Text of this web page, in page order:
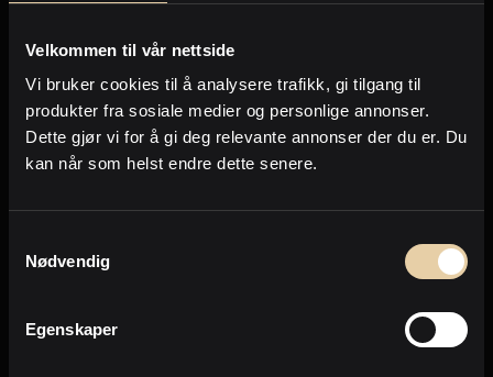
Velkommen til vår nettside
Vi bruker cookies til å analysere trafikk, gi tilgang til
produkter fra sosiale medier og personlige annonser.
Dette gjør vi for å gi deg relevante annonser der du er. Du
kan når som helst endre dette senere.
Nødvendig
Egenskaper
Beskjed *